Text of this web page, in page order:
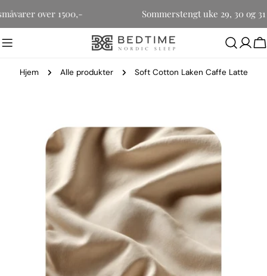
til
småvarer over 1500,- Sommerstengt uke 29, 30
Hjem Alle produkter Soft Cotton Laken Caffe Latte
media 0 i modal